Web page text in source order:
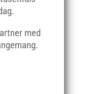
med